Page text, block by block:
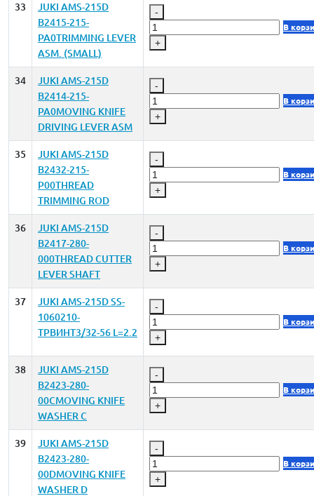
33
JUKI AMS-215D
B2415-215-
PA0TRIMMING LEVER
ASM. (SMALL)
-
+
В
34
JUKI AMS-215D
B2414-215-
PA0MOVING KNIFE
DRIVING LEVER ASM
-
+
В
35
JUKI AMS-215D
B2432-215-
P00THREAD
TRIMMING ROD
-
+
В
36
JUKI AMS-215D
B2417-280-
000THREAD CUTTER
LEVER SHAFT
-
+
В
37
JUKI AMS-215D SS-
1060210-
TPВИНТ3/32-56 L=2.2
-
+
В
38
JUKI AMS-215D
B2423-280-
00CMOVING KNIFE
WASHER C
-
+
В
39
JUKI AMS-215D
B2423-280-
00DMOVING KNIFE
WASHER D
-
+
В